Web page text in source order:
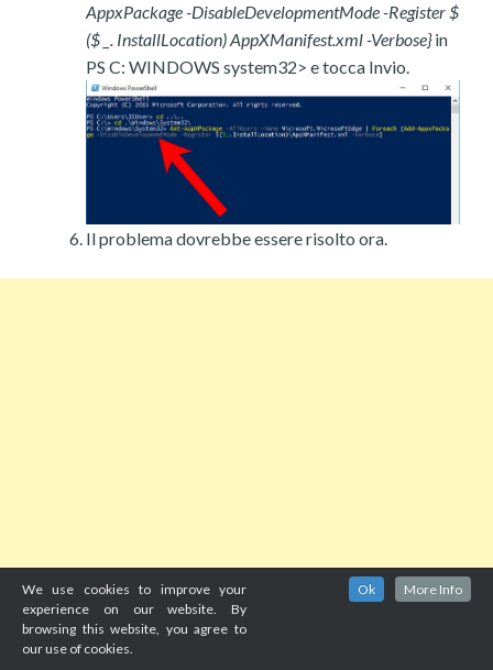
AppxPackage -DisableDevelopmentMode -Register $
($ _. InstallLocation) AppXManifest.xml -Verbose}in
PS C: WINDOWS system32> e tocca Invio.
Il problema dovrebbe essere risolto ora.
We use cookies to improve your
experience on our website. By
browsing this website, you agree to
our use of cookies.
Ok More Info